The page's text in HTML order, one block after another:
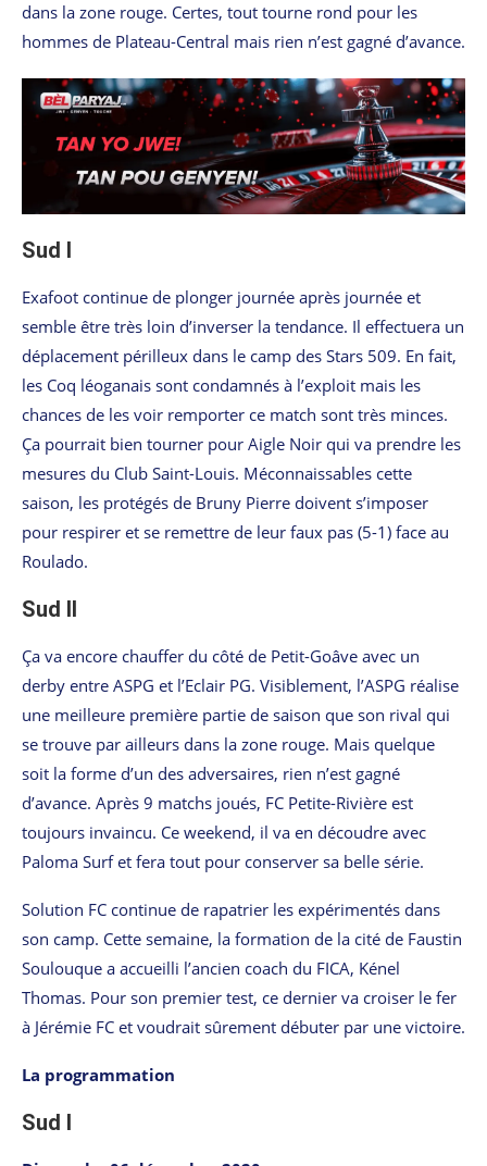
dans la zone rouge. Certes, tout tourne rond pour les
hommes de Plateau-Central mais rien n’est gagné d’avance.
Sud I
Exafoot continue de plonger journée après journée et
semble être très loin d’inverser la tendance. Il effectuera un
déplacement périlleux dans le camp des Stars 509. En fait,
les Coq léoganais sont condamnés à l’exploit mais les
chances de les voir remporter ce match sont très minces.
Ça pourrait bien tourner pour Aigle Noir qui va prendre les
mesures du Club Saint-Louis. Méconnaissables cette
saison, les protégés de Bruny Pierre doivent s’imposer
pour respirer et se remettre de leur faux pas (5-1) face au
Roulado.
Sud II
Ça va encore chauffer du côté de Petit-Goâve avec un
derby entre ASPG et l’Eclair PG. Visiblement, l’ASPG réalise
une meilleure première partie de saison que son rival qui
se trouve par ailleurs dans la zone rouge. Mais quelque
soit la forme d’un des adversaires, rien n’est gagné
d’avance. Après 9 matchs joués, FC Petite-Rivière est
toujours invaincu. Ce weekend, il va en découdre avec
Paloma Surf et fera tout pour conserver sa belle série.
Solution FC continue de rapatrier les expérimentés dans
son camp. Cette semaine, la formation de la cité de Faustin
Soulouque a accueilli l’ancien coach du FICA, Kénel
Thomas. Pour son premier test, ce dernier va croiser le fer
à Jérémie FC et voudrait sûrement débuter par une victoire.
La programmation
Sud I